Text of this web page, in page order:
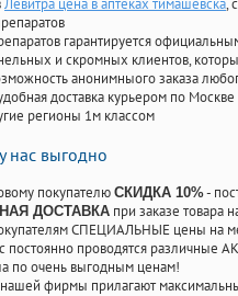
Левитра цена в аптеках тимашевска,
гарантируется
и скромных клиентов,
анонимныого заказа
доставка курьером по
регионы 1м классом
нас выгодно
покупателю СКИДКА 10%-
ДОСТАВКА при заказе товара
СПЕЦИАЛЬНЫЕ цены на
постоянно проводятся
по очень выгодным ценам!
фирмы прилагают